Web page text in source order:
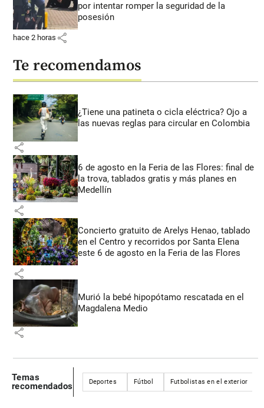
por intentar romper la seguridad de la
posesión
hace 2 horas share
Te recomendamos
¿Tiene una patineta o cicla eléctrica? Ojo a
las nuevas reglas para circular en Colombia
share
6 de agosto en la Feria de las Flores: final de
la trova, tablados gratis y más planes en
Medellín
share
Concierto gratuito de Arelys Henao, tablado
en el Centro y recorridos por Santa Elena
este 6 de agosto en la Feria de las Flores
share
Murió la bebé hipopótamo rescatada en el
Magdalena Medio
share
Temas
recomendados
Deportes Fútbol Futbolistas en el exterior